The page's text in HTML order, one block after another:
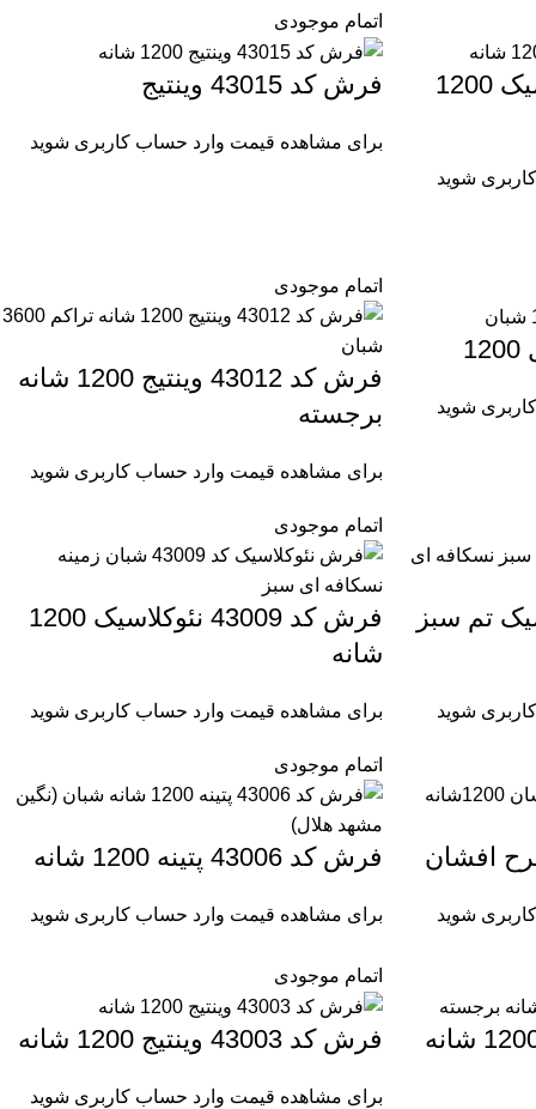
فرش کد 43016 نئوکلاسیک 1200
شوید
اتمام موجودی
فرش کد 43015 وینتیج
برای مشاهده قیمت وارد حساب کاربری شوید
شوید
اتمام موجودی
فرش کد 43012 وینتیج 1200 شانه
برجسته
برای مشاهده قیمت وارد حساب کاربری شوید
تم سبز
شوید
اتمام موجودی
فرش کد 43009 نئوکلاسیک 1200
شانه
برای مشاهده قیمت وارد حساب کاربری شوید
شوید
اتمام موجودی
فرش کد 43006 پتینه 1200 شانه
برای مشاهده قیمت وارد حساب کاربری شوید
فرش کد 43004 وینتیج 1200 شانه
اتمام موجودی
فرش کد 43003 وینتیج 1200 شانه
برای مشاهده قیمت وارد حساب کاربری شوید